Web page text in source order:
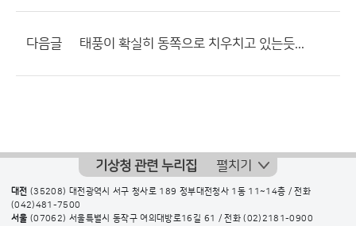
다음글 태풍이 확실히 동쪽으로 치우치고 있는듯...
기상청 관련 누리집 펼치기
대전 (35208) 대전광역시 서구 청사로 189 정부대전청사 1동 11~14층 / 전화
(042)481-7500
서울 (07062) 서울특별시 동작구 여의대방로16길 61 / 전화(02)2181-0900